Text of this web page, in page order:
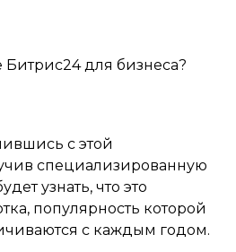
для бизнеса?
с этой
специализированную
узнать, что это
популярность которой
с каждым годом.